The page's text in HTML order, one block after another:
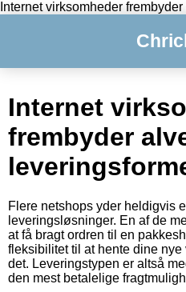
Internet virksomheder
Internet
frembyder
Flere netshops yder heldigvis
leveringsløsninger. En af de
at få bragt ordren til en
fleksibilitet til at hente dine
det. Leveringstypen er altså
den mest betalelige